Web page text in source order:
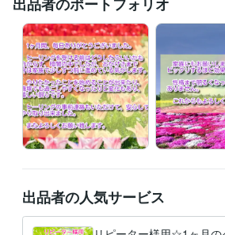
ライフスタイル・その他 / 占い師
受賞歴
ゴールドランクに昇格 プラチナランクに昇格
ビジネス・クリエイティブツール
Excel:15年PowerPoint:3年Word:15年
得意分野
占い 強力浄化（ヒーリング） 強力祈祷
占い ご縁結び 潜在意識書き換え（勾玉セ
ヒーリング 占い 霊感タロット
オラクルカード
潜在意識
出品者のポートフォリオ
出品者の人気サービス